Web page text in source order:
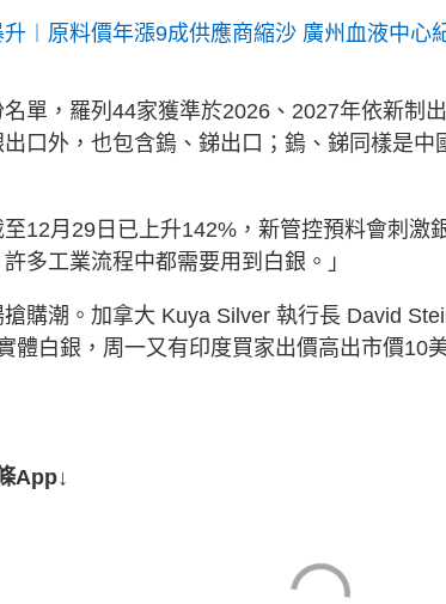
︱原料價年漲9成供應商縮沙 廣州血液中心
單，羅列44家獲準於2026、2027年依新制
口外，也包含鎢、銻出口；鎢、銻同樣是
12月29日已上升142%，新管控預料會刺激
多工業流程中都需要用到白銀。」
購潮。加拿大 Kuya Silver 執行長 David
體白銀，周一又有印度買家出價高出市價10
App↓